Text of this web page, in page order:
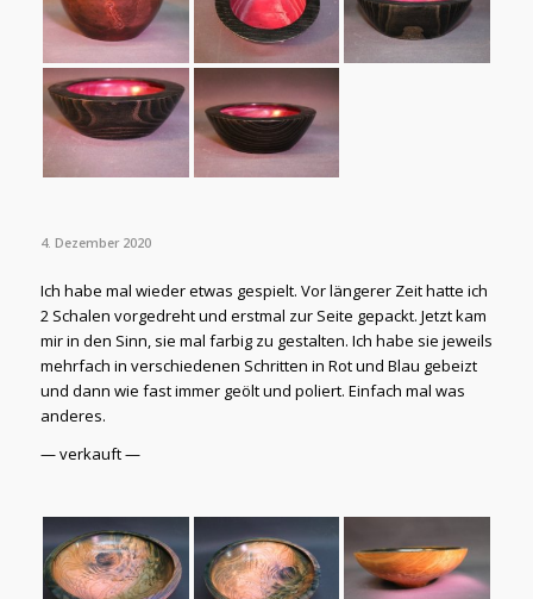
4. Dezember 2020
Ich habe mal wieder etwas gespielt. Vor längerer Zeit hatte ich
2 Schalen vorgedreht und erstmal zur Seite gepackt. Jetzt kam
mir in den Sinn, sie mal farbig zu gestalten. Ich habe sie jeweils
mehrfach in verschiedenen Schritten in Rot und Blau gebeizt
und dann wie fast immer geölt und poliert. Einfach mal was
anderes.
— verkauft —